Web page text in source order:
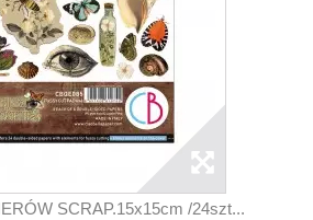
SCRAP.15x15cm /24szt...